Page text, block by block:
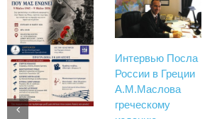
Интервью Посла
России в Греции
А.М.Маслова
греческому